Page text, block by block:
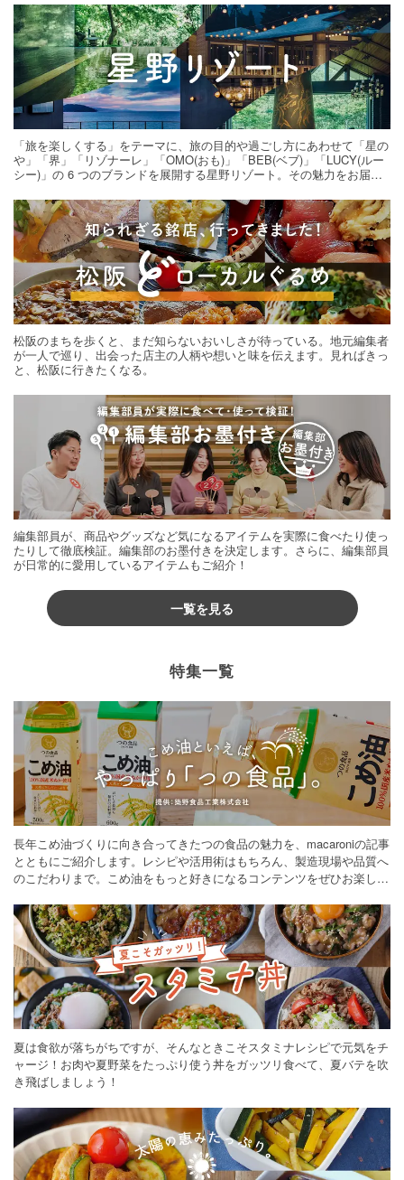
「旅を楽しくする」をテーマに、旅の目的や過ごし方にあわせて「星の
や」「界」「リゾナーレ」「OMO(おも)」「BEB(ベブ)」「LUCY(ルー
シー)」の 6 つのブランドを展開する星野リゾート。その魅力をお届け
松阪のまちを歩くと、まだ知らないおいしさが待っている。地元編集者
が一人で巡り、出会った店主の人柄や想いと味を伝えます。見ればきっ
と、松阪に行きたくなる。
編集部員が、商品やグッズなど気になるアイテムを実際に食べたり使っ
たりして徹底検証。編集部のお墨付きを決定します。さらに、編集部員
が日常的に愛用しているアイテムもご紹介！
一覧を見る
特集一覧
長年こめ油づくりに向き合ってきたつの食品の魅力を、macaroniの記事
とともにご紹介します。レシピや活用術はもちろん、製造現場や品質へ
のこだわりまで。こめ油をもっと好きになるコンテンツをぜひお楽しみ
夏は食欲が落ちがちですが、そんなときこそスタミナレシピで元気をチ
ャージ！お肉や夏野菜をたっぷり使う丼をガッツリ食べて、夏バテを吹
き飛ばしましょう！